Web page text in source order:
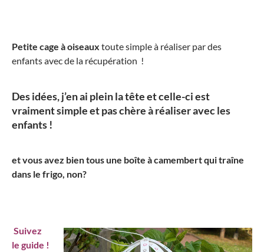
Petite cage à oiseaux toute simple à réaliser par des
enfants avec de la récupération !
Des idées, j’en ai plein la tête et celle-ci est
vraiment simple et pas chère à réaliser avec les
enfants !
et vous avez bien tous une boîte à camembert qui traîne
dans le frigo, non?
Suivez
le guide !